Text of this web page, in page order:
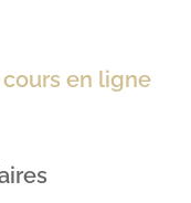
en ligne